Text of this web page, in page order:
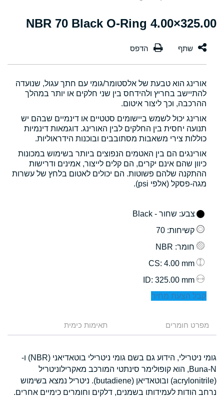
325.00×4.00 NBR 70 Black O-Ring
אורינג הוא טבעת של אלסטומר/גומי עם חתך עגול, שנועדה
להתיישב בחריץ ולהידחס בין שני חלקים או יותר במהלך
ההרכבה, וכך ליצור איטום.
אורינג יכול לשמש ביישומים סטטיים או דינמיים שבהם יש
תנועה יחסית בין החלקים לבין האורינג. דוגמאות דינמיות
כוללות צירי משאבות מסתובבים ובוכנות הידראוליות.
אורינגים הם בין האטמים הנפוצים ביותר בשימוש במכונות
כיוון שהם אינם יקרים, הם קלים לייצור, אמינים ודרישות
ההתקנה שלהם פשוטות. הם יכולים לאטום בלחץ של עשרות
מגה-פסקל (אלפי psi).
צבע: שחור - Black
קשיחות: 70
חומר: NBR
: 4.00 mm
: 325.00 mm
קבל הצעת מחיר
מפרט חומרים תאימות כימית
גומי ניטרילי, הידוע גם בשם גומי ניטרילי בוטאדיאני (NBR) ו-
Buna-N, הוא קופולימר סינתטי המורכב מאקרילוניטריל
(acrylonitrile) ובוטאדיאן (butadiene). ניטריל נמצא בשימוש
נרחב הודות לעמידותו בשמנים, דלקים וחומרים כימיים אחרים.